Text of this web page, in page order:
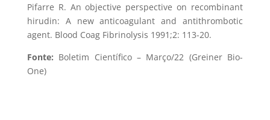
Pifarre R. An objective perspective on recombinant
hirudin: A new anticoagulant and antithrombotic
agent. Blood Coag Fibrinolysis 1991;2: 113-20.
Fonte: Boletim Científico – Março/22 (Greiner Bio-
One)